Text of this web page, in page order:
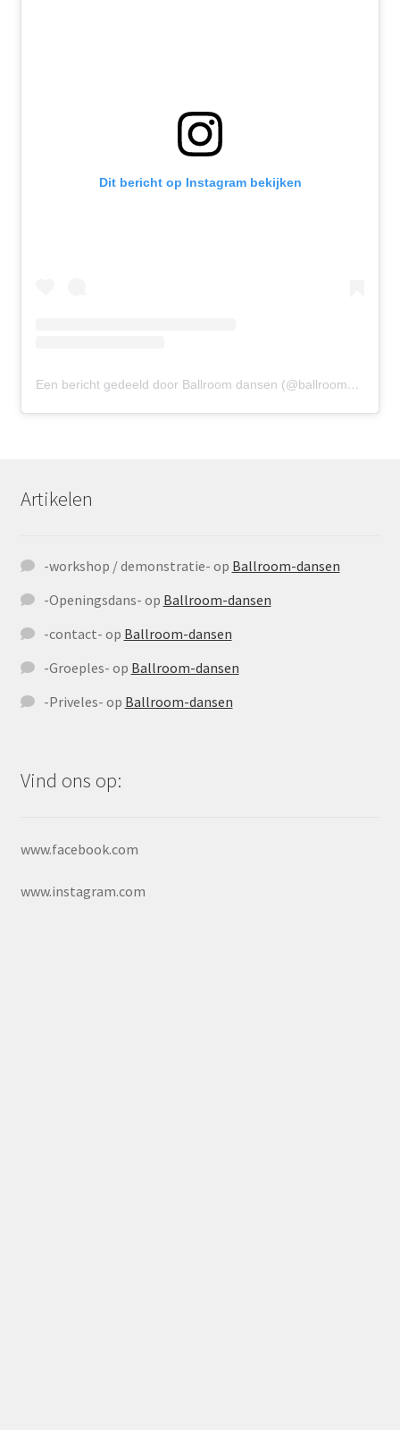
Dit bericht op Instagram bekijken
Een bericht gedeeld door Ballroom dansen (@ballroomdansen)
Artikelen
-workshop / demonstratie- op Ballroom-dansen
-Openingsdans- op Ballroom-dansen
-contact- op Ballroom-dansen
-Groeples- op Ballroom-dansen
-Priveles- op Ballroom-dansen
Vind ons op:
www.facebook.com
www.instagram.com